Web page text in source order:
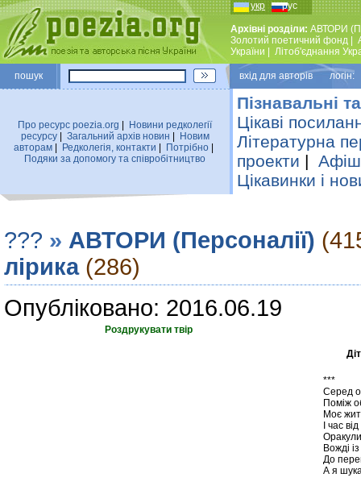
укр рус
Архівні розділи: АВТОРИ
Золотий поетичний фонд
України
Лiтоб'єднання
пошук вхiд для авторiв логін:
Про ресурс poezia.org
Новини редколегiї
ресурсу| Загальний архiв новин
Новим
авторам
Редколегiя, контакти Потрiбно
Подяки за допомогу та співробітництво
Пізнавальні
Цікаві
Літературна
проекти |
Цікавинки і
??? » АВТОРИ (Персоналії)
лірика (286)
Опубліковано: 2016.06.19
Роздрукувати твір
***
Серед
Поміж
Моє
І час
Вожді
До
А я